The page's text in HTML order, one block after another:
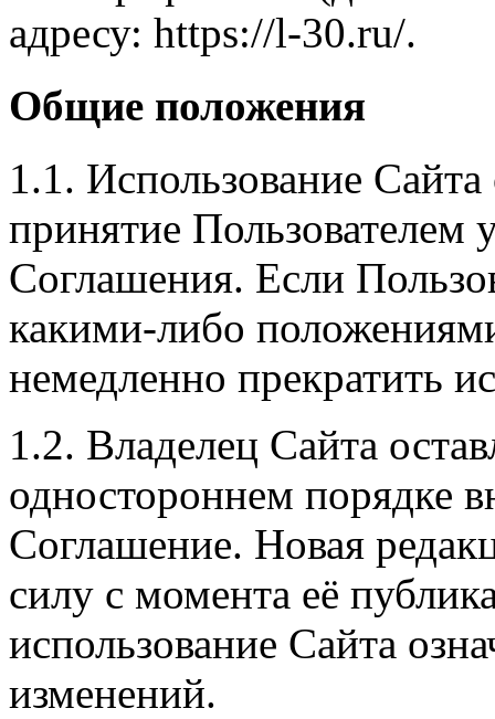
адресу: https://l-30.ru/.
Общие положения
1.1. Использование Сайта
принятие Пользователем
Соглашения. Если
какими‑либо
немедленно прекратить
1.2. Владелец Сайта
одностороннем порядке
Соглашение. Новая
силу с момента её
использование Сайта
изменений.